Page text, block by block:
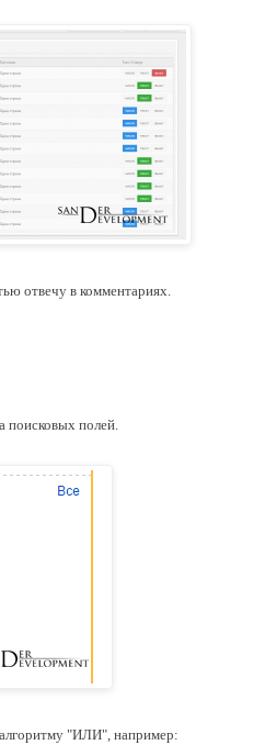
отвечу в комментариях.
поисковых полей.
алгоритму "ИЛИ", например: